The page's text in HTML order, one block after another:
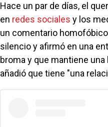
Hace un par de días, el
en redes sociales y los
un comentario
silencio y afirmó en una
broma y que mantiene
añadió que tiene "una